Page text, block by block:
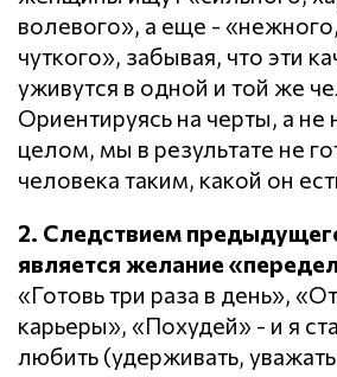
волевого», а еще -
чуткого», забывая, что эти
уживутся в одной и той же
Ориентируясь на черты, а не
целом, мы в результате не
человека таким, какой он
2. Следствием
является желание
«Готовь три раза в день»,
карьеры», «Похудей» - и я
любить (удерживать,